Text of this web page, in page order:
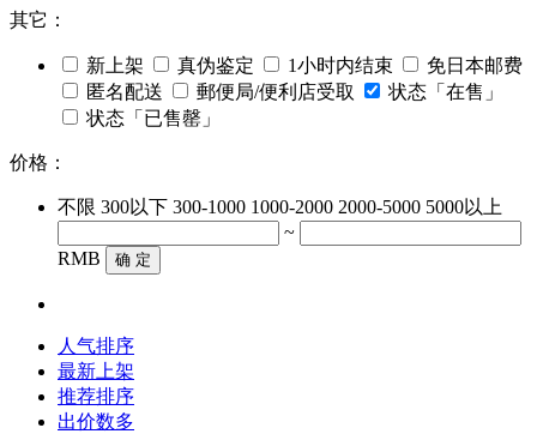
其它：
新上架 真伪鉴定 1小时内结束
免日本邮费
匿名配送
郵便局/便利店受取
状态「在售」
状态「已售罄」
价格：
不限 300以下 300-1000 1000-2000 2000-5000 5000以上
~
RMB
确 定
人气排序
最新上架
推荐排序
出价数多